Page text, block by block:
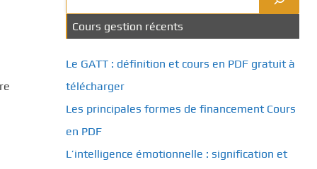
Cours gestion récents
Le GATT : définition et cours en PDF gratuit à
télécharger
Les principales formes de financement Cours
en PDF
L’intelligence émotionnelle : signification et